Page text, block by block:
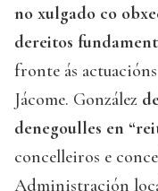
no xulgado co
dereitos
fronte ás
Jácome. González
denegoulles en
concelleiros e
Administración